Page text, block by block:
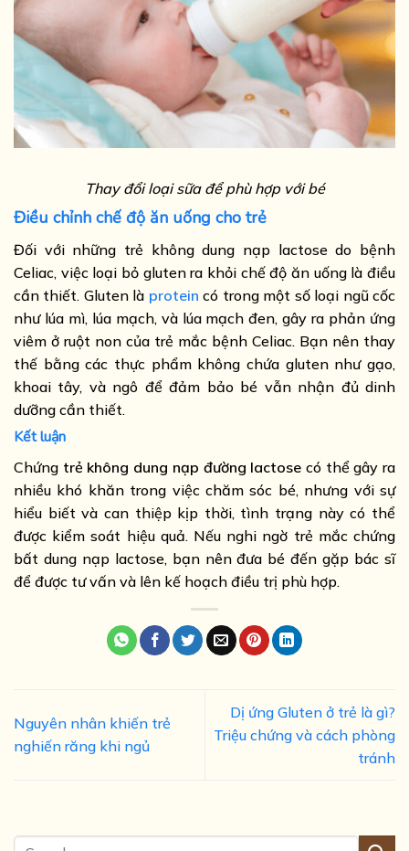
Thay đổi loại sữa để phù hợp với bé
Điều chỉnh chế độ ăn uống cho trẻ
Đối với những trẻ không dung nạp lactose do bệnh
Celiac, việc loại bỏ gluten ra khỏi chế độ ăn uống là điều
cần thiết. Gluten là protein có trong một số loại ngũ cốc
như lúa mì, lúa mạch, và lúa mạch đen, gây ra phản ứng
viêm ở ruột non của trẻ mắc bệnh Celiac. Bạn nên thay
thế bằng các thực phẩm không chứa gluten như gạo,
khoai tây, và ngô để đảm bảo bé vẫn nhận đủ dinh
dưỡng cần thiết.
Kết luận
Chứng trẻ không dung nạp đường lactose có thể gây ra
nhiều khó khăn trong việc chăm sóc bé, nhưng với sự
hiểu biết và can thiệp kịp thời, tình trạng này có thể
được kiểm soát hiệu quả. Nếu nghi ngờ trẻ mắc chứng
bất dung nạp lactose, bạn nên đưa bé đến gặp bác sĩ
để được tư vấn và lên kế hoạch điều trị phù hợp.
Nguyên nhân khiến trẻ
nghiến răng khi ngủ
Dị ứng Gluten ở trẻ là gì?
Triệu chứng và cách phòng
tránh